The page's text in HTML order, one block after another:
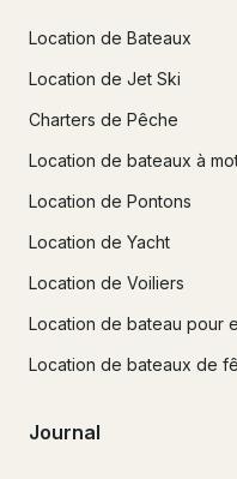
Location de Bateaux
Location de Jet Ski
Charters de Pêche
Location de bateaux à
Location de Pontons
Location de Yacht
Location de Voiliers
Location de bateau pour
Location de bateaux de
Journal